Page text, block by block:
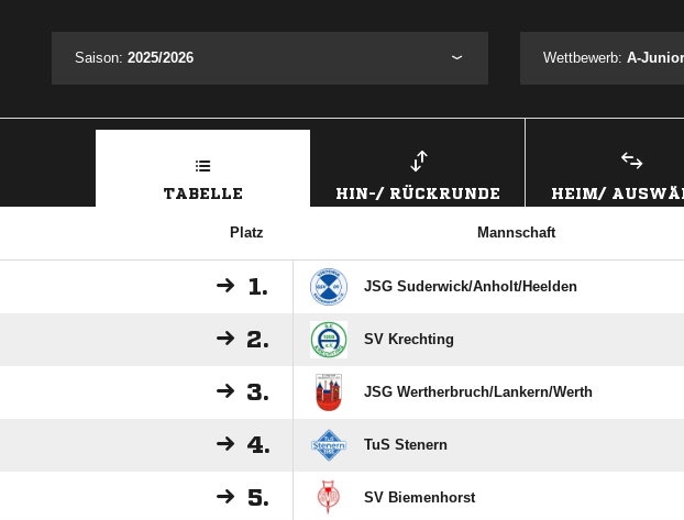
Saison: 2025/2026 Wettbewerb:A-
TABELLE HIN-/ RÜCKRUNDE HEIM/
Platz Mannschaft
1. JSG Suderwick/​Anholt/​Heelden
2. SV Krechting
3. JSG Wertherbruch/​Lankern/​Werth
4. TuS Stenern
5. SV Biemenhorst